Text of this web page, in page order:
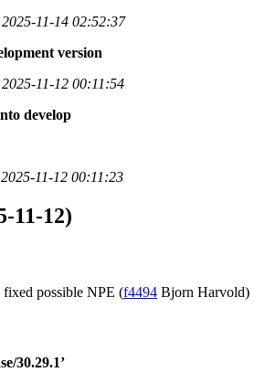
2025-11-14 02:52:37
version
2025-11-12 00:11:54
develop
2025-11-12 00:11:23
11-12)
fixed possible NPE (f4494 Bjorn Harvold)
30.29.1’